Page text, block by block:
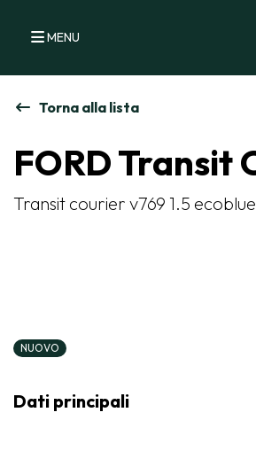
MENU
Torna alla lista
FORD Transit
Transit courier v769 1.5
NUOVO
Dati principali